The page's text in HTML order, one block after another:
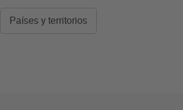
Países y territorios